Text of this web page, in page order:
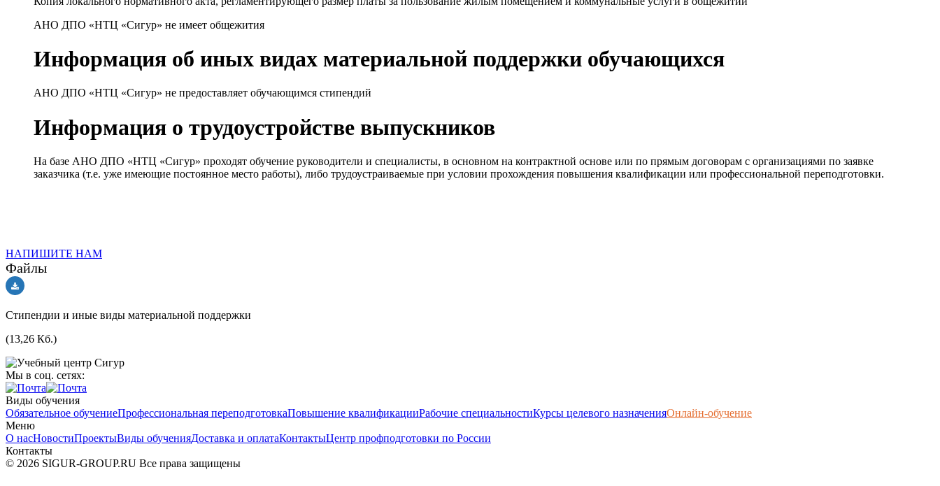
АНО ДПО «НТЦ «Сигур» не имеет общежития
Информация об иных видах материальной поддержки обучающихся
АНО ДПО «НТЦ «Сигур» не предоставляет обучающимся стипендий
Информация о трудоустройстве выпускников
На базе АНО ДПО «НТЦ «Сигур» проходят обучение руководители и специалисты, в основном на контрактной основе или по прямым договорам с организациями по заявке
заказчика (т.е. уже имеющие постоянное место работы), либо трудоустраиваемые при условии прохождения повышения квалификации или профессиональной переподготовки.
НАПИШИТЕ НАМ
Файлы
Стипендии и иные виды материальной поддержки
(13,26 Кб.)
Мы в соц. сетях:
Виды обучения
Обязательное обучениеПрофессиональная переподготовкаПовышение квалификацииРабочие специальностиКурсы целевого назначенияОнлайн-обучение
Меню
О насНовостиПроектыВиды обученияДоставка и оплатаКонтактыЦентр профподготовки по России
Контакты
© 2026 SIGUR-GROUP.RU Все права защищены